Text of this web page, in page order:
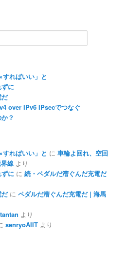
ればいい」と
に
over IPv6 IPsecでつなぐ
？
ればいい」と に車輪よ回れ、空回
線 より
に に続・ペダルだ漕ぐんだ充電だ
にペダルだ漕ぐんだ充電だ | 海馬
より
senryoAIIT より